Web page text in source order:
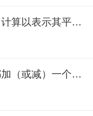
[单选,A1型题] 血清学滴度资料，最常计算以表示其平均水平（）
[单选,A1型题] 原始数据中的每个值都加（或减）一个不为零的常数后，则（）